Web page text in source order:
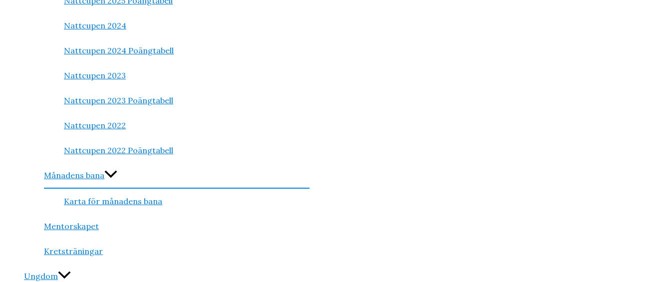
Nattcupen 2024
Nattcupen 2024 Poängtabell
Nattcupen 2023
Nattcupen 2023 Poängtabell
Nattcupen 2022
Nattcupen 2022 Poängtabell
Månadens bana
Karta för månadens bana
Mentorskapet
Kretsträningar
Ungdom